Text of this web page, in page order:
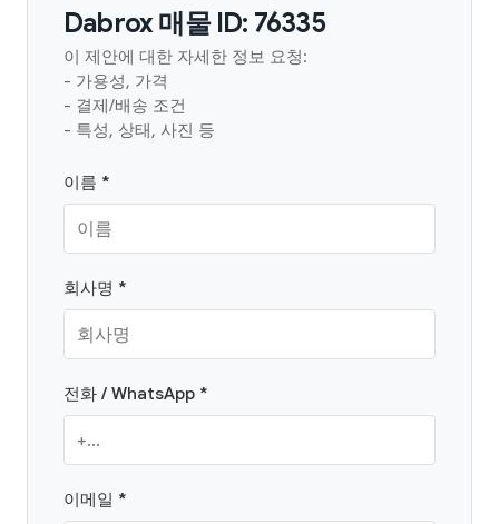
Dabrox 매물 ID: 76335
이 제안에 대한 자세한 정보 요청:
- 가용성, 가격
- 결제/배송 조건
- 특성, 상태, 사진 등
이름 *
회사명 *
전화 / WhatsApp *
이메일 *